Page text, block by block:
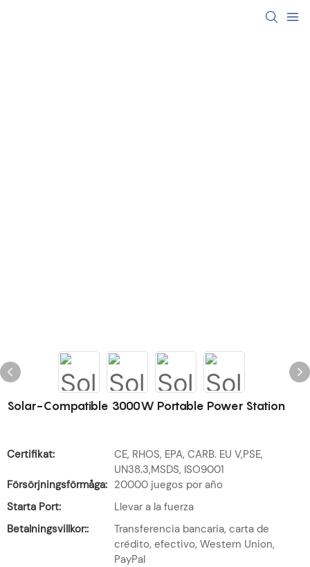
Solar-Compatible 3000W Portable Power Station
Certifikat:
CE, RHOS, EPA, CARB. EU V,PSE,
UN38.3,MSDS, ISO9001
Försörjningsförmåga: 20000 juegos por año
Starta Port:
Llevar a la fuerza
Betalningsvillkor::
Transferencia bancaria, carta de
crédito, efectivo, Western Union,
PayPal